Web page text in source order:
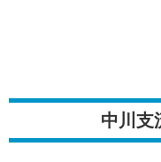
中川支